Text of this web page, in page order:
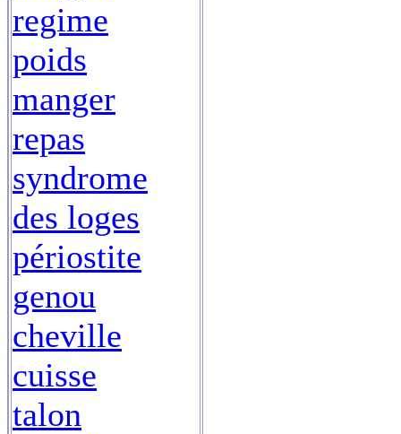
regime
poids
manger
repas
syndrome
des loges
périostite
genou
cheville
cuisse
talon